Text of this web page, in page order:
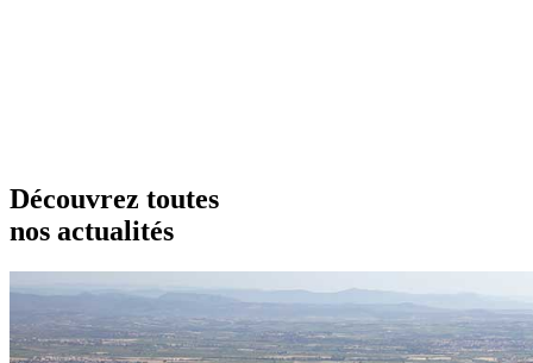
Découvrez toutes
nos actualités